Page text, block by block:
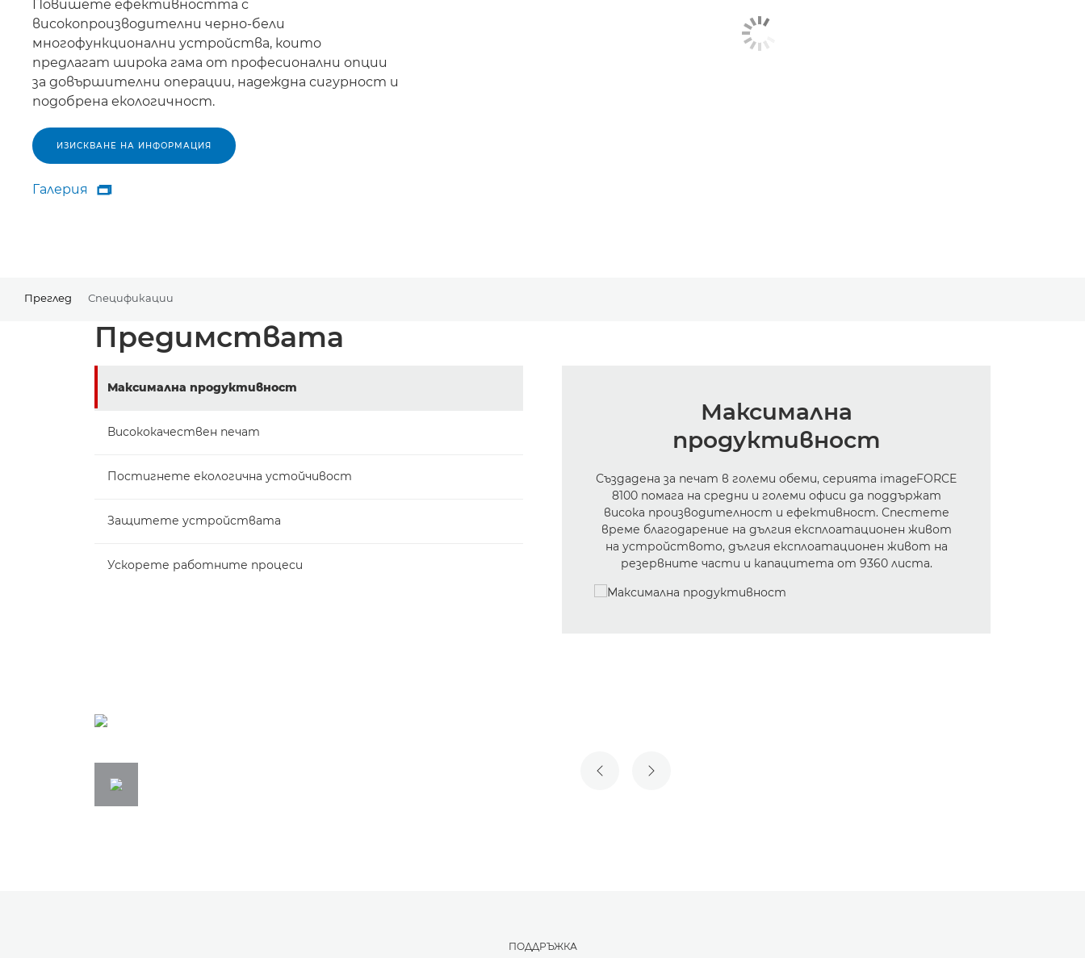
Повишете ефективността с
високопроизводителни черно-бели
многофункционални устройства, които
предлагат широка гама от професионални опции
за довършителни операции, надеждна сигурност и
подобрена екологичност.
ИЗИСКВАНЕ НА ИНФОРМАЦИЯ
Галерия
Галерия

Преглед Спецификации
Предимствата
Максимална продуктивност
Висококачествен печат
Постигнете екологична устойчивост
Защитете устройствата
Ускорете работните процеси
Максимална
продуктивност
Създадена за печат в големи обеми, серията imageFORCE
8100 помага на средни и големи офиси да поддържат
висока производителност и ефективност. Спестете
време благодарение на дългия експлоатационен живот
на устройството, дългия експлоатационен живот на
резервните части и капацитета от 9360 листа.
ПРЕДИШЕН СЛАЙД
СЛЕДВАЩ СЛАЙД
ПОДДРЪЖКА